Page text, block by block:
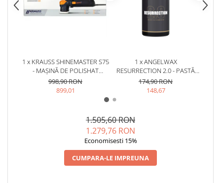
1 x KRAUSS SHINEMASTER S75
- MAȘINĂ DE POLISHAT
ORBITALĂ (12MM)
998,90 RON
899,01
1 x ANGELWAX
RESURRECTION 2.0 - PASTĂ
POLISH ABRAZIVĂ (HEAVY
CUT, 500ML)
174,90 RON
148,67
1.505,60 RON
1.279,76 RON
Economisesti 15%
CUMPARA-LE IMPREUNA